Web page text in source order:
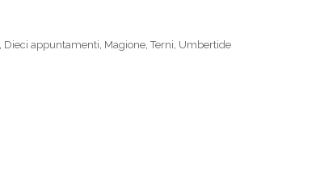
Dieci appuntamenti Magione ,Terni Umbertide